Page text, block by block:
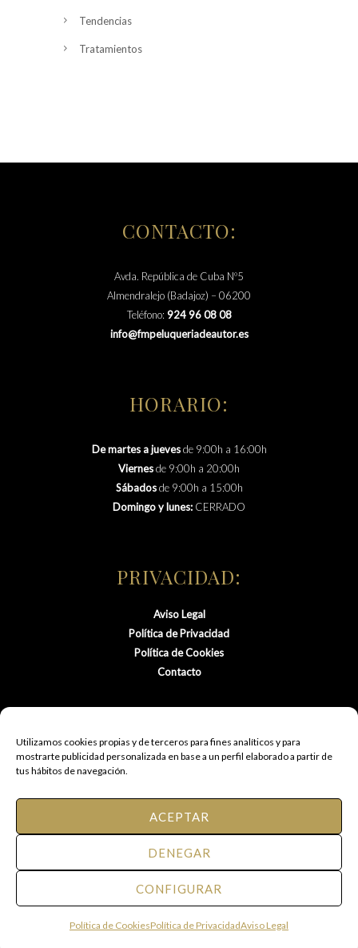
Utilizamos cookies propias y de terceros para fines analíticos y para
mostrarte publicidad personalizada en base a un perfil elaborado a partir de
tus hábitos de navegación.
ACEPTAR
DENEGAR
CONFIGURAR
Política de CookiesPolítica de PrivacidadAviso Legal
Tendencias
Tratamientos
CONTACTO:
Avda. República de Cuba Nº5
Almendralejo (Badajoz) – 06200
Teléfono: 924 96 08 08
info@fmpeluqueriadeautor.es
HORARIO:
De martes a juevesde 9:00h a 16:00h
Viernesde 9:00h a 20:00h
Sábadosde 9:00h a 15:00h
Domingo y lunes: CERRADO
PRIVACIDAD:
Aviso Legal
Política de Privacidad
Política de Cookies
Contacto
Todos los derechos reservados.
Web diseñda por Eventos Posiciona